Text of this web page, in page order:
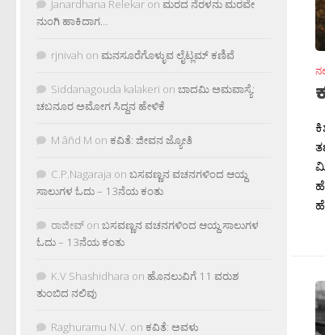
Janardhana Relekar on ಮರದ ನೆರಳನು ಮರವೇ
ನುಂಗಿ ಹಾಕಿದಾಗ…
rjnivah on ಮನಸೂರೆಗೊಳ್ಳುವ ಲೈಟ್ಲಮ್ ಕಣಿವೆ
Siddanagouda kalakeri on ಬಾದಮಿ ಅಮವಾಸ್ಯೆ:
ಚಬನೂರ ಅಮೋಗ ಸಿದ್ದನ ಹೇಳಿಕೆ
M âñd M on ಕವಿತೆ: ಜೀವನ ಜ್ಯೋತಿ
C.P.Nagaraja on ಬಸವಣ್ಣನ ವಚನಗಳಿಂದ ಆಯ್ದ
ಸಾಲುಗಳ ಓದು – 13ನೆಯ ಕಂತು
ರಾಜೀವ್ on ಬಸವಣ್ಣನ ವಚನಗಳಿಂದ ಆಯ್ದ ಸಾಲುಗಳ
ಓದು – 13ನೆಯ ಕಂತು
K.V Shashidhara on ಹೊನಲುವಿಗೆ 11 ವರುಶ
ತುಂಬಿದ ನಲಿವು
Raghuramu N.V. on ಕವಿತೆ: ಅವಳು